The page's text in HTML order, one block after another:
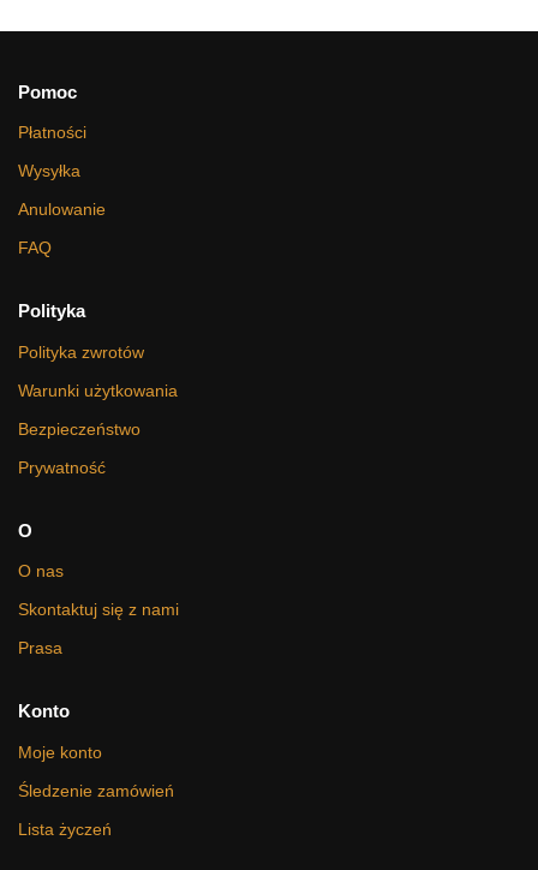
Pomoc
Płatności
Wysyłka
Anulowanie
FAQ
Polityka
Polityka zwrotów
Warunki użytkowania
Bezpieczeństwo
Prywatność
O
O nas
Skontaktuj się z nami
Prasa
Konto
Moje konto
Śledzenie zamówień
Lista życzeń